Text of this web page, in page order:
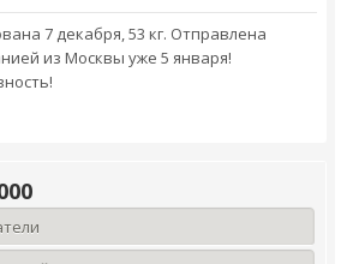
7 декабря, 53 кг. Отправлена
из Москвы уже 5 января!